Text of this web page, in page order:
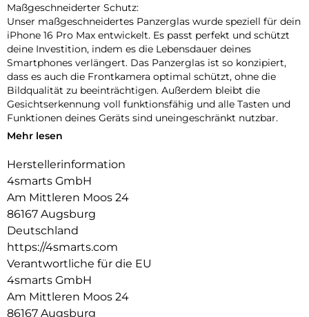
Maßgeschneiderter Schutz:
Unser maßgeschneidertes Panzerglas wurde speziell für dein
iPhone 16 Pro Max entwickelt. Es passt perfekt und schützt
deine Investition, indem es die Lebensdauer deines
Smartphones verlängert. Das Panzerglas ist so konzipiert,
dass es auch die Frontkamera optimal schützt, ohne die
Bildqualität zu beeinträchtigen. Außerdem bleibt die
Gesichtserkennung voll funktionsfähig und alle Tasten und
Funktionen deines Geräts sind uneingeschränkt nutzbar.
Einfache Montage:
einfacher zu montieren wie eine Panzerfolie. Mit dem
mitgelieferten Montagerahmen lässt sich das Schutzglas
exakt positionieren und dank des Reinigungssets staubfrei
anbringen. Und wenn es Zeit ist, das Glas auszutauschen, ist
das genauso einfach. Mit unserem Second Glas erhältst du
einen effektiven und benutzerfreundlichen Schutz für das
Display deines Mobilgeräts.
Kristallklare Qualität:
Smartphone, sondern garantiert auch die uneingeschränkte
Mehr lesen
Herstellerinformation
4smarts GmbH
Am Mittleren Moos 24
86167 Augsburg
Deutschland
https://4smarts.com
Verantwortliche für die EU
4smarts GmbH
Am Mittleren Moos 24
86167 Augsburg